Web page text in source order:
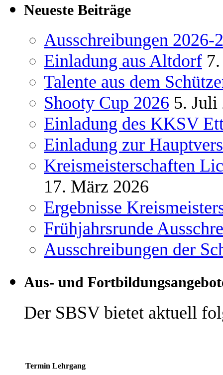
Neueste Beiträge
Ausschreibungen 2026-
Einladung aus Altdorf
Talente aus dem
Shooty Cup 2026 5. Juli
Einladung des KKSV
Einladung zur
Kreismeisterschaften
17. März 2026
Ergebnisse
Frühjahrsrunde
Ausschreibungen der
Aus- und
Der SBSV bietet aktuell
Termin Lehrgang